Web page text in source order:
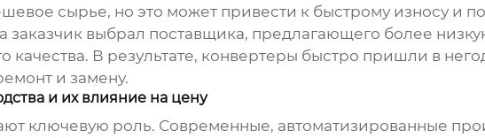
сырье, но это может привести к быстрому износу и
заказчик выбрал поставщика, предлагающего более
качества. В результате, конвертеры быстро пришли в
и замену.
и их влияние на цену
ключевую роль. Современные, автоматизированные